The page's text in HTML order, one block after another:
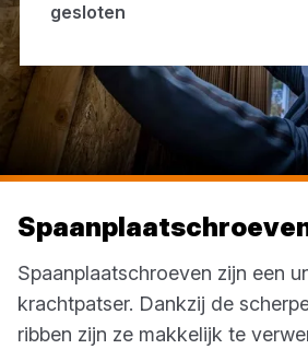
Spaanplaatschroeven zijn een
krachtpatser. Dankzij de
ribben zijn ze makkelijk te
gesloten